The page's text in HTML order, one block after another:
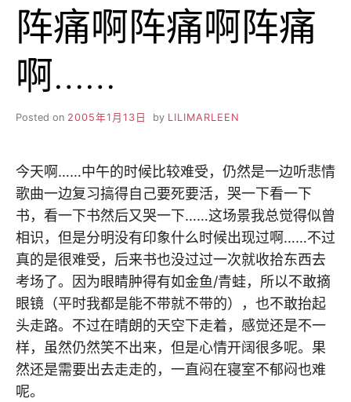
阵痛啊阵痛啊阵痛
啊……
Posted on 2005年1月13日 by LILIMARLEEN
今天啊……中午的时候比较难受，仍然是一边听悲情
歌曲一边复习搞得自己要死要活，哭一下看一下
书，看一下书然后又哭一下……这场景我总觉得似曾
相识，但是分明没有印象什么时候出现过啊……不过
真的是很难受，后来书也没过过一次就收拾东西去
考场了。因为眼睛肿得有如金鱼/青蛙，所以不敢摘
眼镜（平时我都是能不带就不带的），也不敢抬起
头走路。不过在晴朗的天空下走着，感觉还是不一
样，虽然仍然笑不出来，但是心情开阔很多呢。果
然还是需要出去走走的，一直闷在寝室不郁闷也难
呢。